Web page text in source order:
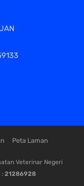
Peta Laman
Veterinar Negeri
: 21286928